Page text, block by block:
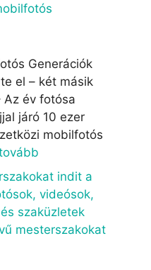
Generációk
el – két másik
Az év fotósa
járó 10 ezer
mobilfotós
mesterszakokat